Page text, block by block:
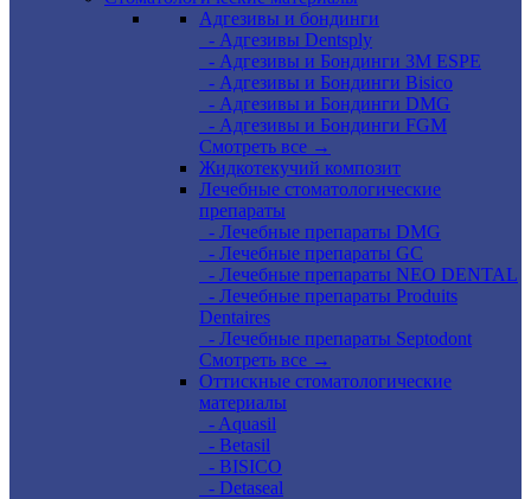
Адгезивы и бондинги
- Адгезивы Dentsply
- Адгезивы и Бондинги 3M ESPE
- Адгезивы и Бондинги Bisico
- Адгезивы и Бондинги DMG
- Адгезивы и Бондинги FGM
Смотреть все →
Жидкотекучий композит
Лечебные стоматологические
препараты
- Лечебные препараты DMG
- Лечебные препараты GC
- Лечебные препараты NEO DENTAL
- Лечебные препараты Produits
Dentaires
- Лечебные препараты Septodont
Смотреть все →
Оттискные стоматологические
материалы
- Aquasil
- Betasil
- BISICO
- Detaseal